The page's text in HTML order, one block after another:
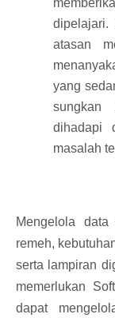
atasan
yang
sungkan
dihadapi
masalah
Mengelola
remeh,
serta lampiran
memerlukan
dapat